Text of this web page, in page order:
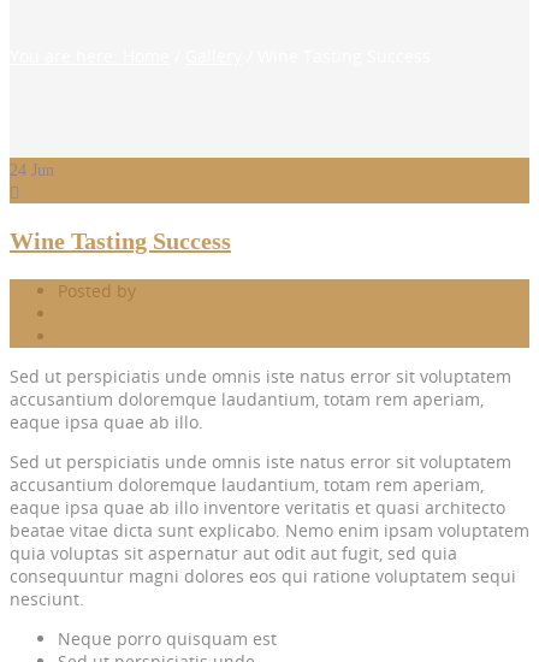
24 Jun
Wine Tasting Success
Posted by
Sed ut perspiciatis unde omnis iste natus error sit voluptatem
accusantium doloremque laudantium, totam rem aperiam,
eaque ipsa quae ab illo.
Sed ut perspiciatis unde omnis iste natus error sit voluptatem
accusantium doloremque laudantium, totam rem aperiam,
eaque ipsa quae ab illo inventore veritatis et quasi architecto
beatae vitae dicta sunt explicabo. Nemo enim ipsam voluptatem
quia voluptas sit aspernatur aut odit aut fugit, sed quia
consequuntur magni dolores eos qui ratione voluptatem sequi
nesciunt.
Neque porro quisquam est